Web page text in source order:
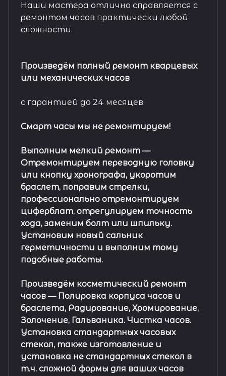
Наши мастера отлично справляется с
ремонтом часов практически любой
сложности.
Произведём полный ремонт кварцевых
или механических часов
с гарантией до 24 месяцев.
Смарт часы мы не ремонтируем!
Выполним мелкий ремонт —
Отремонтируем переводную головку
или кнопку хронографа, укоротим
браслет, поправим стрелки,
профессионально отремонтируем
циферблат, отрегулируем точность
хода, заменим болт или шпильку.
Установим новый сальник
герметичности и выполним тому
подобные работы.
Произведём косметический ремонт
часов — Полировка корпуса часов и
браслета, Радирование, Хромирование,
Золочение, Гальваника. Чистка часов.
Установка стандартных часовых
стекол, также изготовление и
установка не стандартных стекол в
т.ч. сложной формы для ваших часов